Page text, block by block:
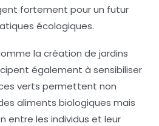
fortement pour un futur
écologiques.
la création de jardins
également à sensibiliser
verts permettent non
aliments biologiques mais
entre les individus et leur